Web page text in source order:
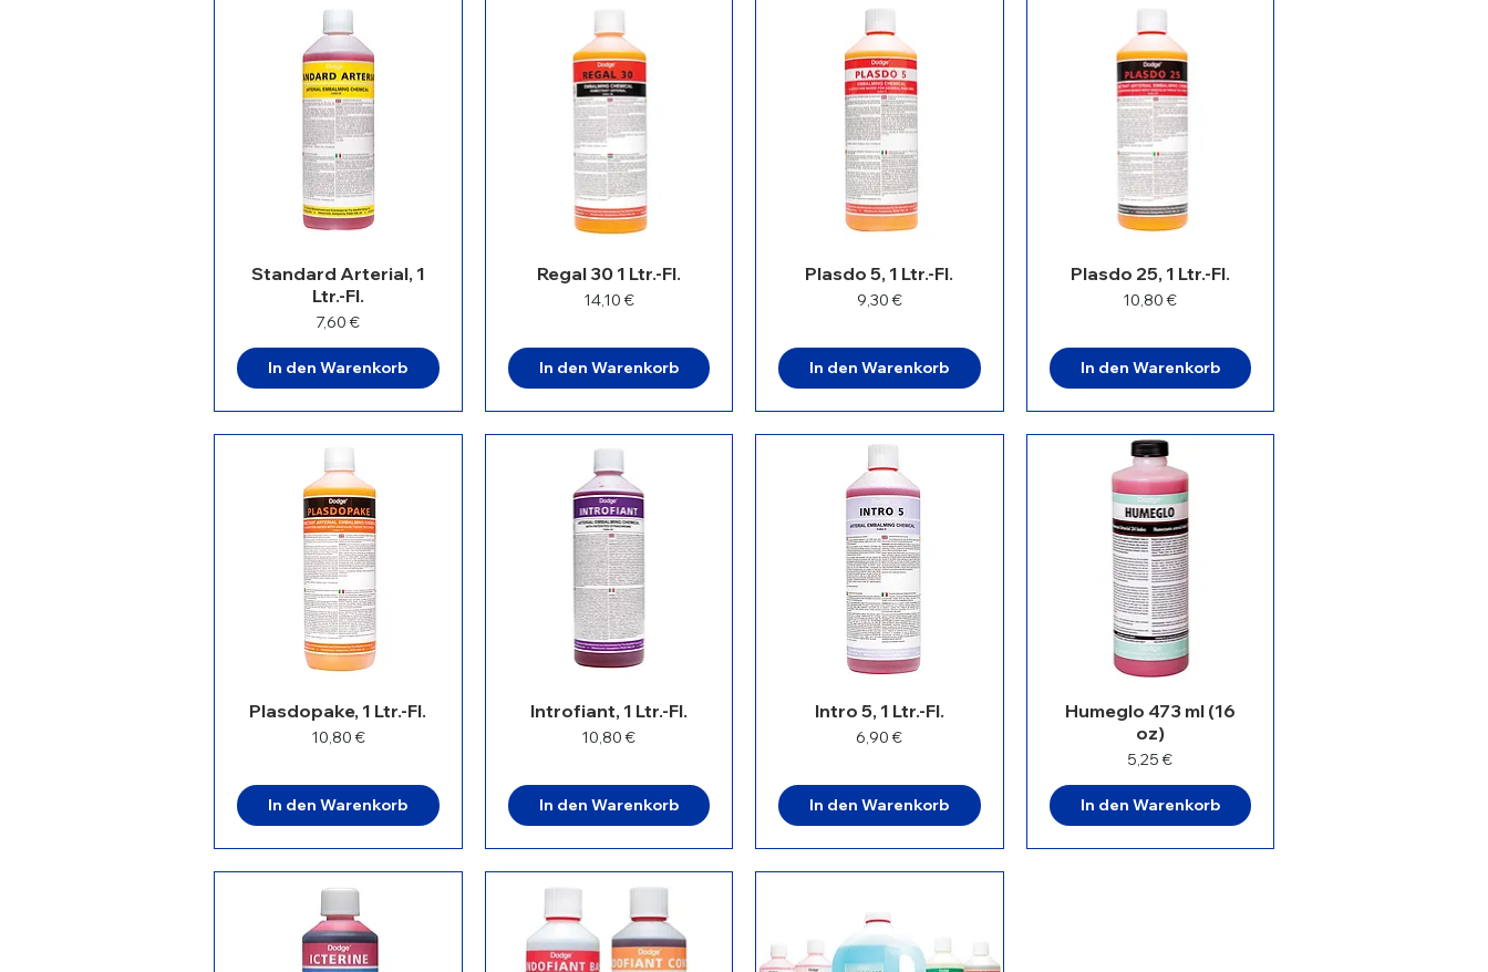
Standard Arterial, 1
Ltr.-Fl.
Preis
7,60 €
In den Warenkorb
Regal 30 1 Ltr.-Fl.
Preis
14,10 €
In den Warenkorb
Plasdo 5, 1 Ltr.-Fl.
Preis
9,30 €
In den Warenkorb
Plasdo 25, 1 Ltr.-Fl.
Preis
10,80 €
In den Warenkorb
Plasdopake, 1 Ltr.-Fl.
Preis
10,80 €
In den Warenkorb
Introfiant, 1 Ltr.-Fl.
Preis
10,80 €
In den Warenkorb
Intro 5, 1 Ltr.-Fl.
Preis
6,90 €
In den Warenkorb
Humeglo 473 ml (16
oz)
Preis
5,25 €
In den Warenkorb